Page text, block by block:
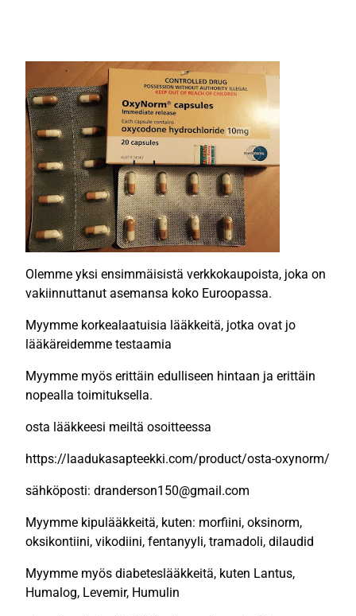
Olemme yksi ensimmäisistä verkkokaupoista, joka on
vakiinnuttanut asemansa koko Euroopassa.
Myymme korkealaatuisia lääkkeitä, jotka ovat jo
lääkäreidemme testaamia
Myymme myös erittäin edulliseen hintaan ja erittäin
nopealla toimituksella.
osta lääkkeesi meiltä osoitteessa
https://laadukasapteekki.com/product/osta-oxynorm/
sähköposti: dranderson150@gmail.com
Myymme kipulääkkeitä, kuten: morfiini, oksinorm,
oksikontiini, vikodiini, fentanyyli, tramadoli, dilaudid
Myymme myös diabeteslääkkeitä, kuten Lantus,
Humalog, Levemir, Humulin